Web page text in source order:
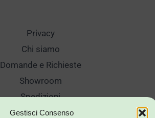
Gestisci Consenso
Privacy
Chi siamo
Domande e Richieste
Showroom
Spedizioni
Sanificazione e Lavaggi